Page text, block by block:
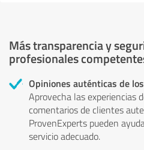
Más transparencia y
profesionales
Opiniones auténticas de
Aprovecha las experiencias
comentarios de clientes
ProvenExperts pueden
servicio adecuado.